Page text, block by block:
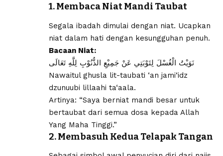
1. Membaca Niat Mandi Taubat
Segala ibadah dimulai dengan niat. Ucapkan
niat dalam hati dengan kesungguhan penuh.
Bacaan Niat:
نَوَيْتُ الْغُسْلَ لِتَوْبَتِي عَنْ جَمِيْعِ الذُّنُوْبِ لِلَّهِ تَعَالَى
Nawaitul ghusla lit-taubati ‘an jami‘idz
dzunuubi lillaahi ta‘aala.
Artinya: “Saya berniat mandi besar untuk
bertaubat dari semua dosa kepada Allah
Yang Maha Tinggi.”
2. Membasuh Kedua Telapak Tangan